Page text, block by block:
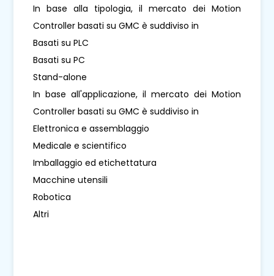
In base alla tipologia, il mercato dei Motion
Controller basati su GMC è suddiviso in
Basati su PLC
Basati su PC
Stand-alone
In base all'applicazione, il mercato dei Motion
Controller basati su GMC è suddiviso in
Elettronica e assemblaggio
Medicale e scientifico
Imballaggio ed etichettatura
Macchine utensili
Robotica
Altri